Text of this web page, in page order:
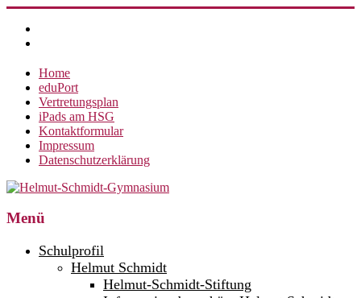
Inhalt
springen
Home
eduPort
Vertretungsplan
iPads am HSG
Kontaktformular
Impressum
Datenschutzerklärung
Helmut-
Gymnasium
Menü
Schulprofil
Helmut Schmidt
Helmut-Schmidt-Stiftung